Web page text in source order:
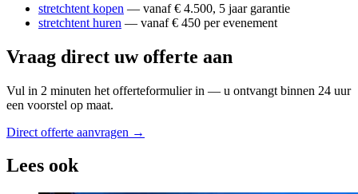
stretchtent kopen — vanaf € 4.500, 5 jaar garantie
stretchtent huren — vanaf € 450 per evenement
Vraag direct uw offerte aan
Vul in 2 minuten het offerteformulier in — u ontvangt binnen 24 uur
een voorstel op maat.
Direct offerte aanvragen →
Lees ook